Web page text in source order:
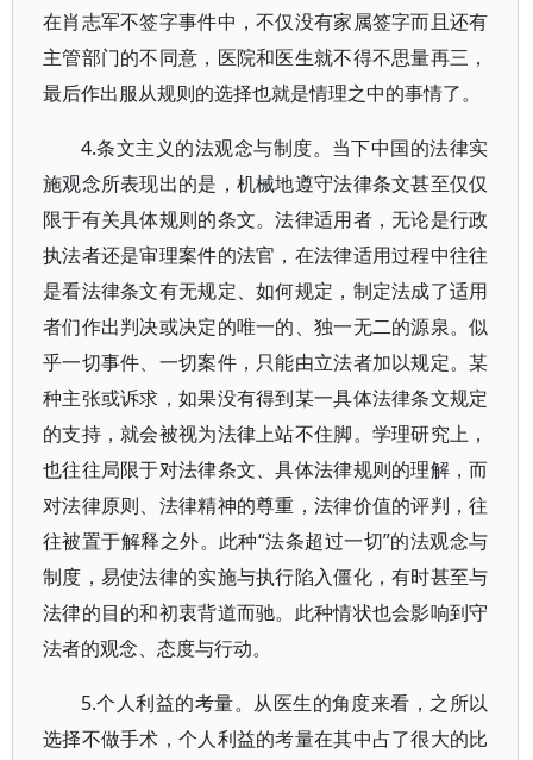
在肖志军不签字事件中，不仅没有家属签字而且还有
主管部门的不同意，医院和医生就不得不思量再三，
最后作出服从规则的选择也就是情理之中的事情了。
4.条文主义的法观念与制度。当下中国的法律实
施观念所表现出的是，机械地遵守法律条文甚至仅仅
限于有关具体规则的条文。法律适用者，无论是行政
执法者还是审理案件的法官，在法律适用过程中往往
是看法律条文有无规定、如何规定，制定法成了适用
者们作出判决或决定的唯一的、独一无二的源泉。似
乎一切事件、一切案件，只能由立法者加以规定。某
种主张或诉求，如果没有得到某一具体法律条文规定
的支持，就会被视为法律上站不住脚。学理研究上，
也往往局限于对法律条文、具体法律规则的理解，而
对法律原则、法律精神的尊重，法律价值的评判，往
往被置于解释之外。此种“法条超过一切”的法观念与
制度，易使法律的实施与执行陷入僵化，有时甚至与
法律的目的和初衷背道而驰。此种情状也会影响到守
法者的观念、态度与行动。
5.个人利益的考量。从医生的角度来看，之所以
选择不做手术，个人利益的考量在其中占了很大的比